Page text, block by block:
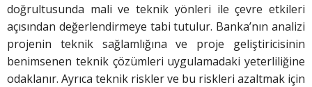
doğrultusunda mali ve teknik yönleri ile çevre etkileri
açısından değerlendirmeye tabi tutulur. Banka’nın analizi
projenin teknik sağlamlığına ve proje geliştiricisinin
benimsenen teknik çözümleri uygulamadaki yeterliliğine
odaklanır. Ayrıca teknik riskler ve bu riskleri azaltmak için